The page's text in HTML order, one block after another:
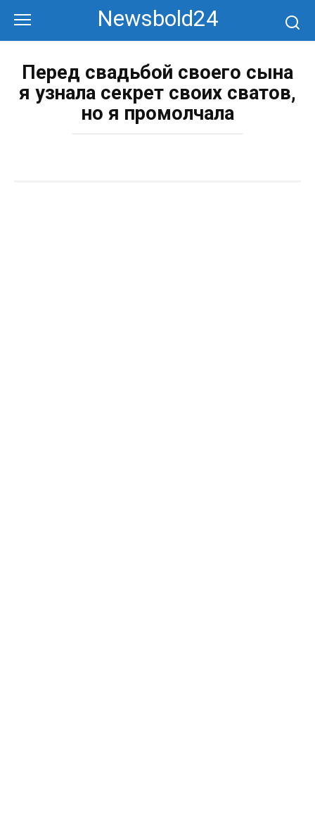
контенту
Newsbold24
Перед свадьбой своего сына
я узнала секрет своих сватов,
но я промолчала